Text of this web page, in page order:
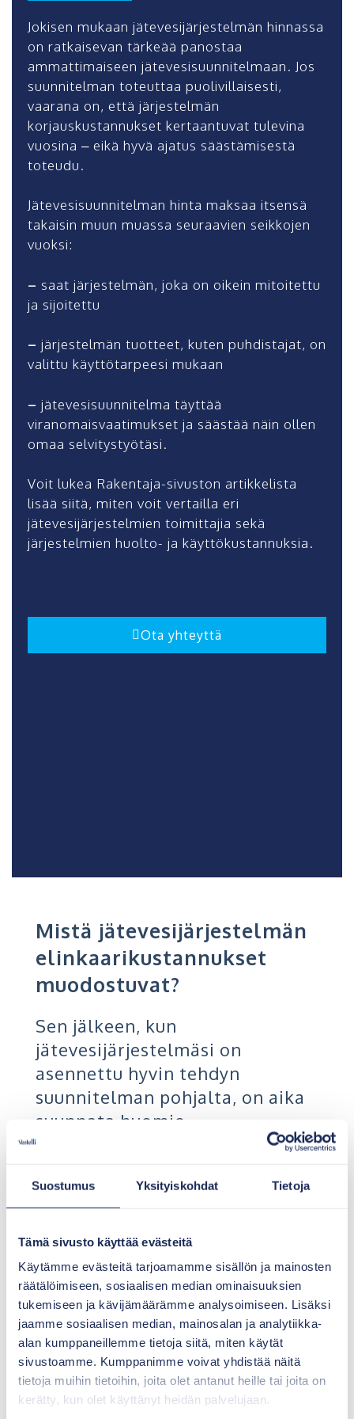
Suostumus Yksityiskohdat Tietoja
Tämä sivusto käyttää evästeitä
Käytämme evästeitä tarjoamamme sisällön ja mainosten
räätälöimiseen, sosiaalisen median ominaisuuksien
tukemiseen ja kävijämäärämme analysoimiseen. Lisäksi
jaamme sosiaalisen median, mainosalan ja analytiikka-
alan kumppaneillemme tietoja siitä, miten käytät
sivustoamme. Kumppanimme voivat yhdistää näitä
tietoja muihin tietoihin, joita olet antanut heille tai joita on
kerätty, kun olet käyttänyt heidän palvelujaan.
Jokisen mukaan jätevesijärjestelmän hinnassa
on ratkaisevan tärkeää panostaa
ammattimaiseen jätevesisuunnitelmaan. Jos
suunnitelman toteuttaa puolivillaisesti,
vaarana on, että järjestelmän
korjauskustannukset kertaantuvat tulevina
vuosina – eikä hyvä ajatus säästämisestä
toteudu.
Jätevesisuunnitelman hinta maksaa itsensä
takaisin muun muassa seuraavien seikkojen
vuoksi:
– saat järjestelmän, joka on oikein mitoitettu
ja sijoitettu
– järjestelmän tuotteet, kuten puhdistajat, on
valittu käyttötarpeesi mukaan
– jätevesisuunnitelma täyttää
viranomaisvaatimukset ja säästää näin ollen
omaa selvitystyötäsi.
Voit lukea Rakentaja-sivuston artikkelista
lisää siitä, miten voit vertailla eri
jätevesijärjestelmien toimittajia sekä
järjestelmien huolto- ja käyttökustannuksia.
Ota yhteyttä
Mistä jätevesijärjestelmän
elinkaarikustannukset
muodostuvat?
Sen jälkeen, kun
jätevesijärjestelmäsi on
asennettu hyvin tehdyn
suunnitelman pohjalta, on aika
suunnata huomio
jätevesijärjestelmän käyttö- ja
muodostavat tärkeän osan
elinkaarikustannuksista.
Asennetun jätevesijärjestelmän
vuosittaiset kulut voidaan jakaa
kolmeen osaan seuraavalla
tavalla.
1)Vuosihuollot, jotka koostuvat mm.
saostusosion tyhjennyksestä,
tarkastuksista, suodatusmateriaalien